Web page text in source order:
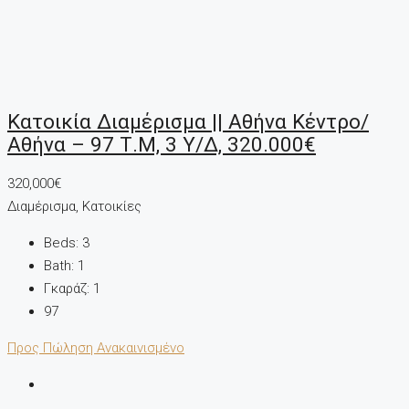
Κατοικία Διαμέρισμα || Αθήνα Κέντρο/
Αθήνα – 97 Τ.μ, 3 Υ/Δ, 320.000€
320,000€
Διαμέρισμα, Κατοικίες
Beds: 3
Bath: 1
Γκαράζ: 1
97
Προς Πώληση Ανακαινισμένο